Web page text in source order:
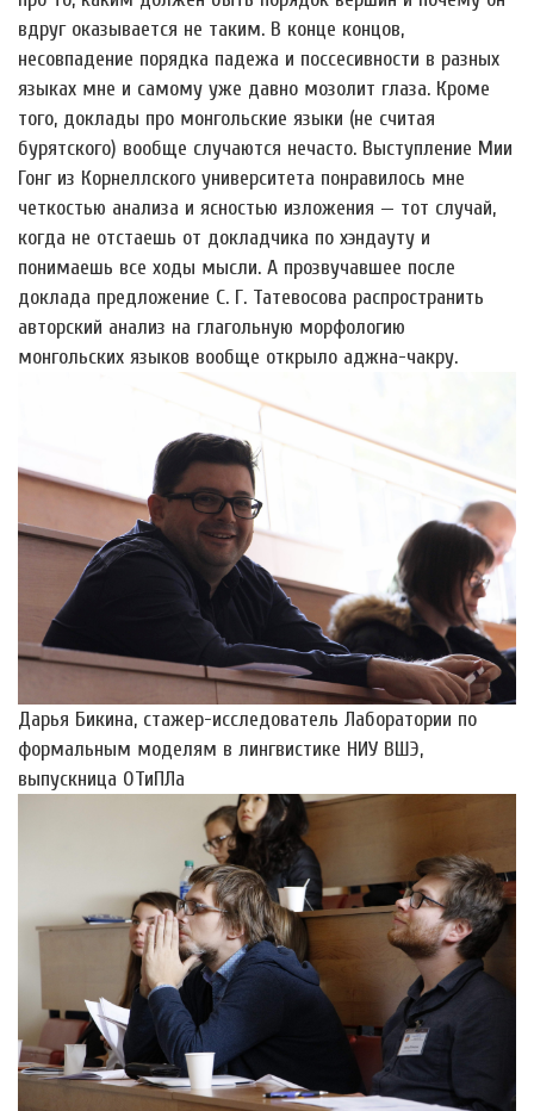
вдруг оказывается не таким. В конце концов,
несовпадение порядка падежа и поссесивности в разных
языках мне и самому уже давно мозолит глаза. Кроме
того, доклады про монгольские языки (не считая
бурятского) вообще случаются нечасто. Выступление Мии
Гонг из Корнеллского университета понравилось мне
четкостью анализа и ясностью изложения — тот случай,
когда не отстаешь от докладчика по хэндауту и
понимаешь все ходы мысли. А прозвучавшее после
доклада предложение С. Г. Татевосова распространить
авторский анализ на глагольную морфологию
монгольских языков вообще открыло аджна-чакру.
Дарья Бикина, стажер-исследователь Лаборатории по
формальным моделям в лингвистике НИУ ВШЭ,
выпускница ОТиПЛа